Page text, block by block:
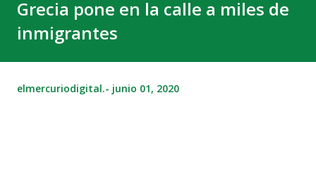
Grecia pone en la calle a miles de
inmigrantes
elmercuriodigital.- junio 01, 2020